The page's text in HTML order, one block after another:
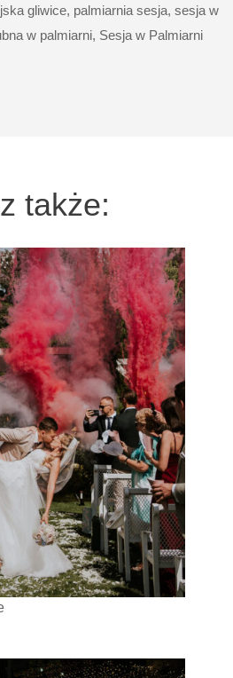
gliwice, palmiarnia sesja, sesja w
w palmiarni, Sesja w Palmiarni
także: